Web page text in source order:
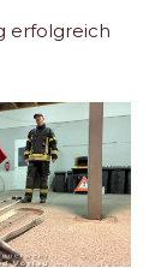
erfolgreich